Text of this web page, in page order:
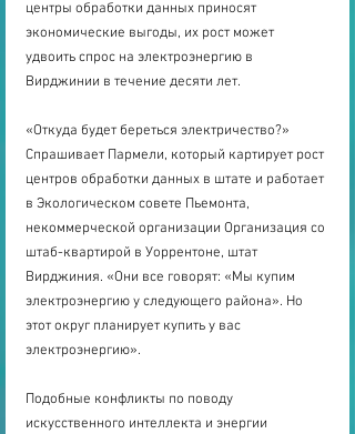
центры обработки данных приносят
экономические выгоды, их рост может
удвоить спрос на электроэнергию в
Вирджинии в течение десяти лет.
«Откуда будет береться электричество?»
Спрашивает Пармели, который картирует рост
центров обработки данных в штате и работает
в Экологическом совете Пьемонта,
некоммерческой организации Организация со
штаб-квартирой в Уоррентоне, штат
Вирджиния. «Они все говорят: «Мы купим
электроэнергию у следующего района». Но
этот округ планирует купить у вас
электроэнергию».
Подобные конфликты по поводу
искусственного интеллекта и энергии